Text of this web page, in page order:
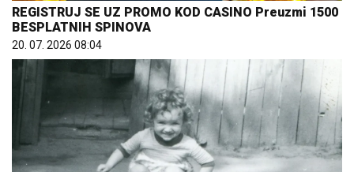
REGISTRUJ SE UZ PROMO KOD CASINO Preuzmi 1500
BESPLATNIH SPINOVA
20. 07. 2026 08:04